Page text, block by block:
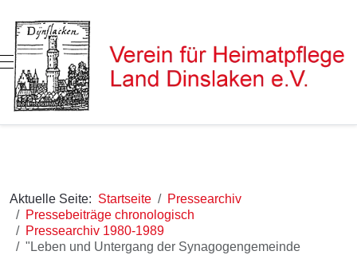
Mobile Menu Toggle
Aktuelle Seite: Startseite
Pressearchiv
Pressebeiträge chronologisch
Pressearchiv 1980-1989
"Leben und Untergang der Synagogengemeinde